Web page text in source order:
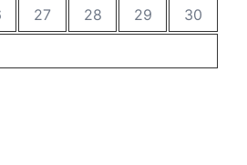
27 28 29
30